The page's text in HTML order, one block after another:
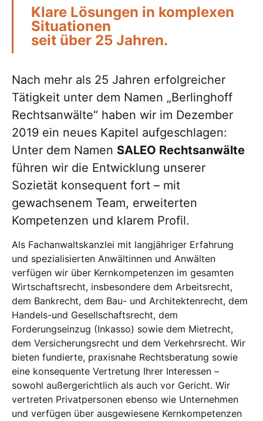
Klare Lösungen in komplexen
Situationen
seit über 25 Jahren.
Nach mehr als 25 Jahren erfolgreicher
Tätigkeit unter dem Namen „Berlinghoff
Rechtsanwälte“ haben wir im Dezember
2019 ein neues Kapitel aufgeschlagen:
Unter dem Namen SALEO Rechtsanwälte
führen wir die Entwicklung unserer
Sozietät konsequent fort – mit
gewachsenem Team, erweiterten
Kompetenzen und klarem Profil.
Als Fachanwaltskanzlei mit langjähriger Erfahrung
und spezialisierten Anwältinnen und Anwälten
verfügen wir über Kernkompetenzen im gesamten
Wirtschaftsrecht, insbesondere dem Arbeitsrecht,
dem Bankrecht, dem Bau- und Architektenrecht, dem
Handels-und Gesellschaftsrecht, dem
Forderungseinzug (Inkasso) sowie dem Mietrecht,
dem Versicherungsrecht und dem Verkehrsrecht. Wir
bieten fundierte, praxisnahe Rechtsberatung sowie
eine konsequente Vertretung Ihrer Interessen –
sowohl außergerichtlich als auch vor Gericht. Wir
vertreten Privatpersonen ebenso wie Unternehmen
und verfügen über ausgewiesene Kernkompetenzen